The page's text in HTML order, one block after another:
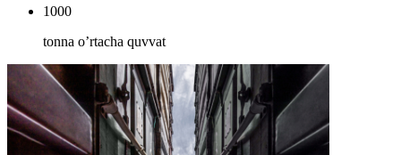
1000
tonna o’rtacha quvvat